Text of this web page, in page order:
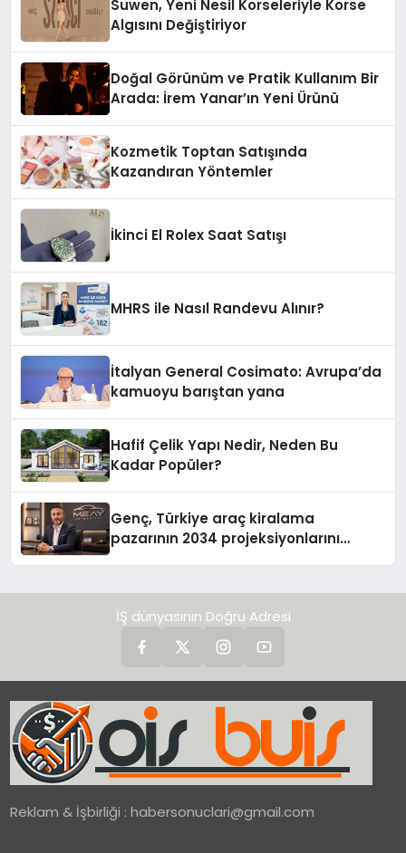
Suwen, Yeni Nesil Korseleriyle Korse
Algısını Değiştiriyor
Doğal Görünüm ve Pratik Kullanım Bir
Arada: İrem Yanar’ın Yeni Ürünü
Kozmetik Toptan Satışında
Kazandıran Yöntemler
İkinci El Rolex Saat Satışı
MHRS ile Nasıl Randevu Alınır?
İtalyan General Cosimato: Avrupa’da
kamuoyu barıştan yana
Hafif Çelik Yapı Nedir, Neden Bu
Kadar Popüler?
Genç, Türkiye araç kiralama
pazarının 2034 projeksiyonlarını
İŞ dünyasının Doğru Adresi
Reklam & İşbirliği :habersonuclari@gmail.com